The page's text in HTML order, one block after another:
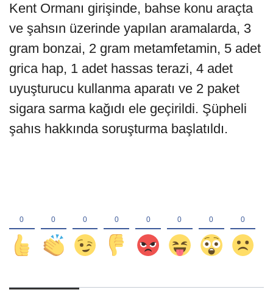
Kent Ormanı girişinde, bahse konu araçta
ve şahsın üzerinde yapılan aramalarda, 3
gram bonzai, 2 gram metamfetamin, 5 adet
grica hap, 1 adet hassas terazi, 4 adet
uyuşturucu kullanma aparatı ve 2 paket
sigara sarma kağıdı ele geçirildi. Şüpheli
şahıs hakkında soruşturma başlatıldı.